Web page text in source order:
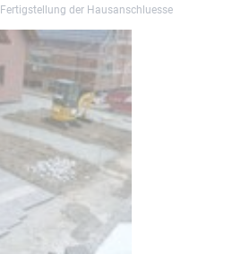
Fertigstellung der Hausanschluesse